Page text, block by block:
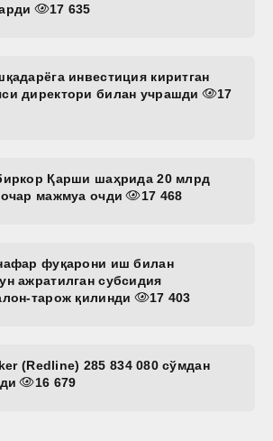
17 635
инвестиция киритган
директори билан учрашди
17
Қарши шаҳрида 20 млрд
мажмуа очди
17 468
фуқарони иш билан
ажратилган субсидия
тарож қилинди
17 403
(Redline) 285 834 080 сўмдан
16 679